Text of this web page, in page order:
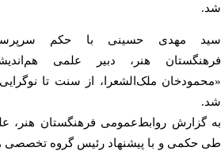
شد.
سید مهدی حسینی با حکم
فرهنگستان هنر، دبیر علمی
«محمودخان ملک‌الشعرا، از سنت تا
شد.
به گزارش روابط‌عمومی فرهنگستان هنر،
طی حکمی و با پیشنهاد رئیس گروه تخصصی